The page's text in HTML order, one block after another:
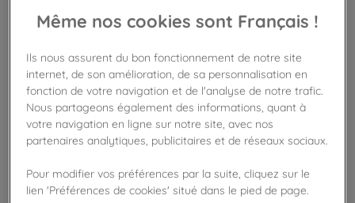
Pâte de cacao BIO 100% Pérou
Cacao BIO d'origine Pérou
VOIR LE PRODUIT
EXCLU BOUTIQUE
Même nos cookies sont Français !
Ils nous assurent du bon fonctionnement de notre site
internet, de son amélioration, de sa personnalisation en
fonction de votre navigation et de l'analyse de notre trafic.
Nous partageons également des informations, quant à
votre navigation en ligne sur notre site, avec nos
partenaires analytiques, publicitaires et de réseaux sociaux.
Pour modifier vos préférences par la suite, cliquez sur le
lien 'Préférences de cookies' situé dans le pied de page.